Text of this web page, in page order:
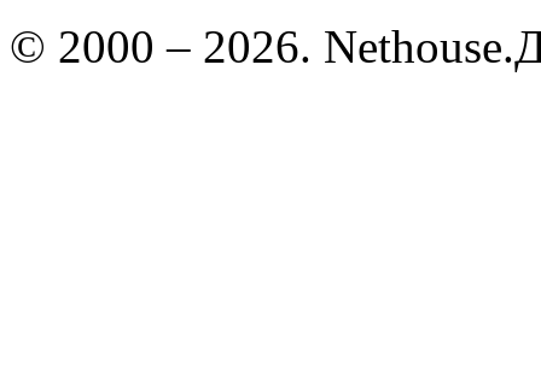
© 2000 – 2026.